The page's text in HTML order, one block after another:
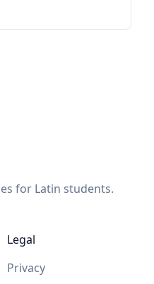
for Latin students.
Legal
Privacy